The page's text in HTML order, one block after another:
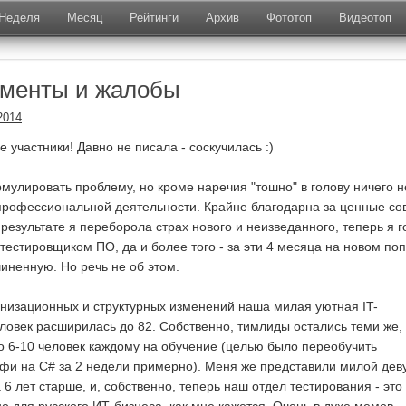
Месяц Рейтинги Архив Фототоп Видеотоп
и жалобы
участники! Давно не писала - соскучилась :)
проблему, но кроме наречия "тошно" в голову ничего
деятельности. Крайне благодарна за ценные
я переборола страх нового и неизведанного, теперь я
ПО, да и более того - за эти 4 месяца на новом
Но речь не об этом.
и структурных изменений наша милая уютная IT-
расширилась до 82. Собственно, тимлиды остались теми
6-10 человек каждому на обучение (целью было переобучить
на С# за 2 недели примерно). Меня же представили милой
6 лет старше, и, собственно, теперь наш отдел тестирования - это